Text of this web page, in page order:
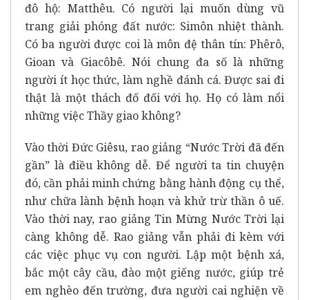
đô hộ: Matthêu. Có người lại muốn dùng vũ
trang giải phóng đất nước: Simôn nhiệt thành.
Có ba người được coi là môn đệ thân tín: Phêrô,
Gioan và Giacôbê. Nói chung đa số là những
người ít học thức, làm nghề đánh cá. Được sai đi
thật là một thách đố đối với họ. Họ có làm nổi
những việc Thầy giao không?
Vào thời Đức Giêsu, rao giảng “Nước Trời đã đến
gần” là điều không dễ. Để người ta tin chuyện
đó, cần phải minh chứng bằng hành động cụ thể,
như chữa lành bệnh hoạn và khử trừ thần ô uế.
Vào thời nay, rao giảng Tin Mừng Nước Trời lại
càng không dễ. Rao giảng vẫn phải đi kèm với
các việc phục vụ con người. Lập một bệnh xá,
bắc một cây cầu, đào một giếng nước, giúp trẻ
em nghèo đến trường, đưa người cai nghiện về